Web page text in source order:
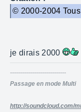
© 2000-2004
je dirais 2000
----------------------------
Passage en mode Multi
http://soundcloud.com/